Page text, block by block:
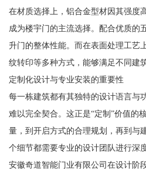
在材质选择上，铝合金型材因其强度
成为楼宇门的主流选择。配合优质的
升门的整体性能。而在表面处理工艺
纹转印等多种方式，能够满足不同建
定制化设计与专业安装的重要性
每一栋建筑都有其独特的设计语言与
难以完全契合。这正是“定制”价值的
量，到开启方式的合理规划，再到与
个细节都需要专业的设计团队进行深
安徽奇道智能门业有限公司在设计阶